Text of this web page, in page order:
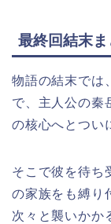
最終回結末
物語の結末では
で、主人公の秦
の核心へとつい
そこで彼を待ち
の家族をも縛り
次々と襲いかか